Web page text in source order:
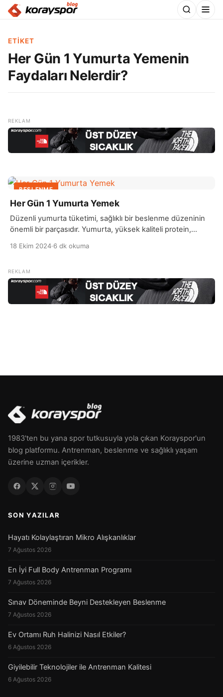
ETIKET
Her Gün 1 Yumurta Yemenin
Faydaları Nelerdir?
BESLENME
Her Gün 1 Yumurta Yemek
Düzenli yumurta tüketimi, sağlıklı bir beslenme düzeninin
önemli bir parçasıdır. Yumurta, yüksek kaliteli protein,
besin öğelerini içerir. Bu zengin besin içeriği, yumurtayı
dengeli bir diyetin vazgeçilmezlerinden biri yapar. Sabah
18 Ekim 2024·6 dk okuma
1983'ten bu yana spor tutkusuyla yola çıkan Korayspor'un
blog platformu. Antrenman, beslenme ve sağlıklı yaşam
üzerine uzman içerikler.
SON YAZILAR
Hayatı Kolaylaştıran Mikro Alışkanlıklar
7 Ağustos 2026
En İyi Full Body Antrenman Programı
7 Ağustos 2026
Sınav Döneminde Beyni Destekleyen Beslenme
7 Ağustos 2026
Ev Ortamı Ruh Halinizi Nasıl Etkiler?
6 Ağustos 2026
Giyilebilir Teknolojiler ile Antrenman Kalitesi
6 Ağustos 2026